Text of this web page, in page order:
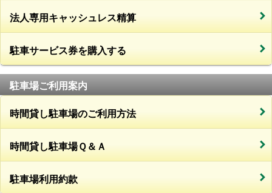
法人専用キャッシュレス精算
駐車サービス券を購入する
駐車場ご利用案内
時間貸し駐車場のご利用方法
時間貸し駐車場Ｑ＆Ａ
駐車場利用約款